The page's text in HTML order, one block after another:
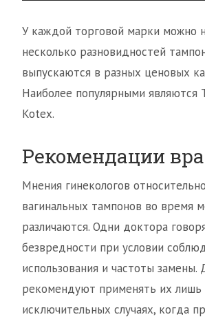
У каждой торговой марки можно
несколько разновидностей
выпускаются в разных ценовых
Наиболее популярными являются
Kotex.
Рекомендации
Мнения гинекологов
вагинальных тампонов во время
различаются. Одни доктора
безвредности при условии
использования и частоты замены.
рекомендуют применять их лишь
исключительных случаях, когда